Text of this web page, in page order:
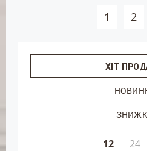
1 2
ХІТ
12 24